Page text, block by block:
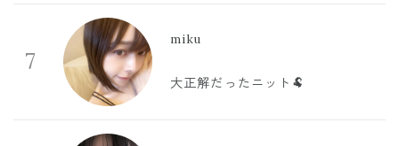
7
miku
大正解だったニット🐏